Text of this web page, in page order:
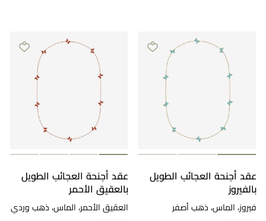
عقد أجنحة العجائب الطويل
بالفيروز
فيروز، الماس، ذهب أصفر
عقد أجنحة العجائب الطويل
بالعقيق الأحمر
العقيق الأحمر، الماس، ذهب وردي